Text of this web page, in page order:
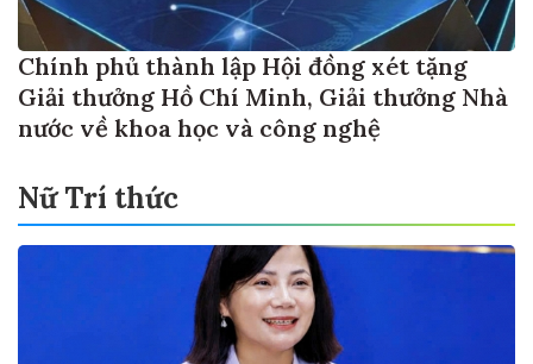
Chính phủ thành lập Hội đồng xét tặng
Giải thưởng Hồ Chí Minh, Giải thưởng Nhà
nước về khoa học và công nghệ
Nữ Trí thức